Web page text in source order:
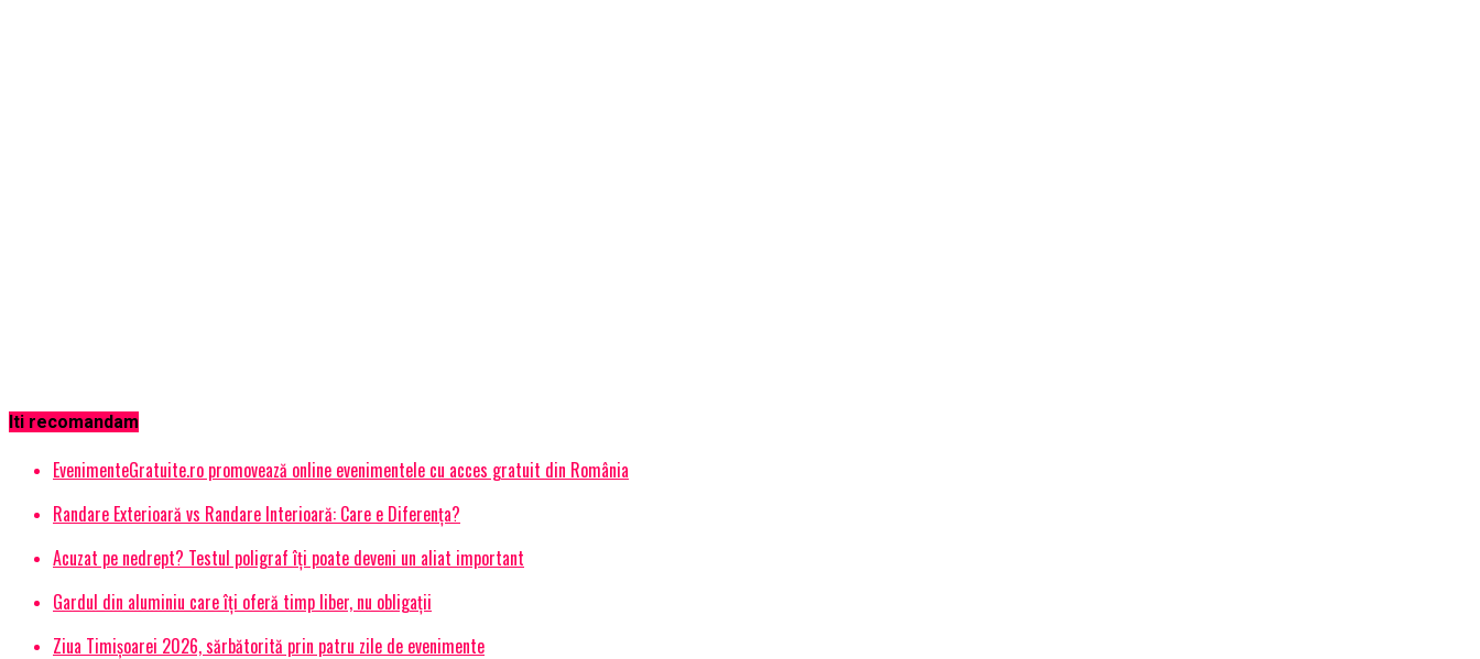
Iti recomandam
EvenimenteGratuite.ro promovează online evenimentele cu acces gratuit din România
Randare Exterioară vs Randare Interioară: Care e Diferența?
Acuzat pe nedrept? Testul poligraf îţi poate deveni un aliat important
Gardul din aluminiu care îți oferă timp liber, nu obligații
Ziua Timișoarei 2026, sărbătorită prin patru zile de evenimente